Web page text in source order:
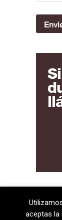
aceptas la